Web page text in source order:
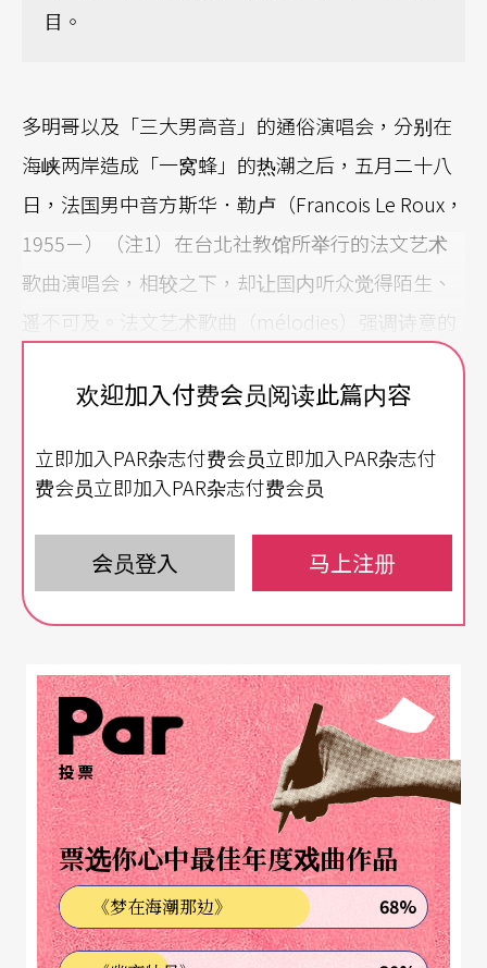
目。
多明哥以及「三大男高音」的通俗演唱会，分别在
海峡两岸造成「一窝蜂」的热潮之后，五月二十八
日，法国男中音方斯华．勒卢（Francois Le Roux，
1955－）（注1）在台北社教馆所举行的法文艺术
歌曲演唱会，相较之下，却让国内听众觉得陌生、
遥不可及。法文艺术歌曲（mélodies）强调诗意的
说是较不容易了解的音乐；勒卢此行，虽因种种因
「大师班」的教学，为这类音乐做了深具启发性的
勒卢为一九八〇年代以来「法文艺术歌曲振兴运
动」的主要人物之一，其独特的诠释方式，在推展
藉著勒卢此次来台的机会专访他，期盼透过他的现
身说法，而有助于我们认识这位大师，并了解法文
艺术歌曲的特质。以下为此次访谈的内容：
德布西在世时，曾访问布达佩斯，亲聆当地音乐家
唱、奏他的几首室内乐作品之际，不禁叹道：「一
千五百人齐聚一堂，欣赏我的钢琴曲《儿童的角
落》，多么令人感到不自在的一个大场地啊！」昨
欢迎加入付费会员阅读此篇内容
立即加入PAR杂志付费会员立即加入PAR杂志付
费会员立即加入PAR杂志付费会员
会员登入 马上注册
投票
票选你心中最佳年度戏曲作品
《梦在海潮那边》 68%